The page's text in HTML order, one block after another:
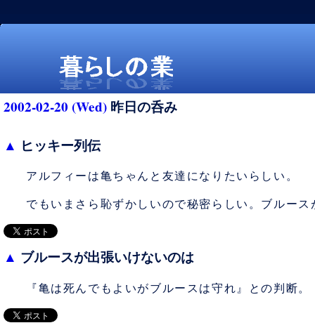
暮らしの業
2002-02-20 (Wed) 昨日の呑み
▲ ヒッキー列伝
アルフィーは亀ちゃんと友達になりたいらしい。
でもいまさら恥ずかしいので秘密らしい。ブルース
▲ ブルースが出張いけないのは
『亀は死んでもよいがブルースは守れ』との判断。